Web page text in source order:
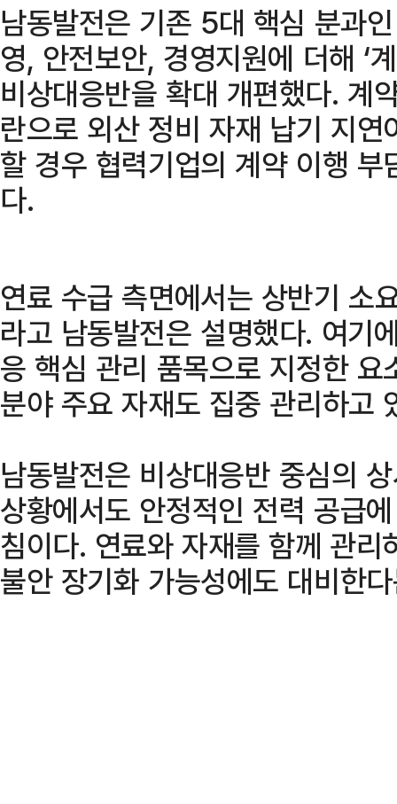
남동발전은 기존 5대 핵심 분과
영, 안전보안, 경영지원에 더해 ‘
비상대응반을 확대 개편했다. 계
란으로 외산 정비 자재 납기 지
할 경우 협력기업의 계약 이행
다.
연료 수급 측면에서는 상반기
라고 남동발전은 설명했다. 여기
응 핵심 관리 품목으로 지정한 요
분야 주요 자재도 집중 관리하고
남동발전은 비상대응반 중심의
상황에서도 안정적인 전력 공급
침이다. 연료와 자재를 함께 관
불안 장기화 가능성에도 대비한